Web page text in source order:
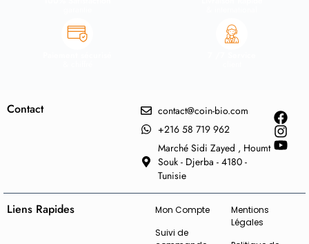
Contact
contact@coin-bio.com
+216 58 719 962
Marché Sidi Zayed , Houmt
Souk - Djerba - 4180 -
Tunisie
Liens Rapides
Mon Compte
Suivi de
Mentions
Légales